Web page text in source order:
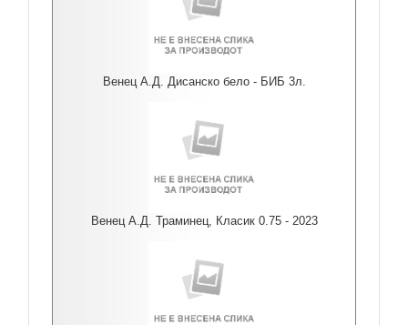
Венец А.Д. Дисанско бело - БИБ 3л.
Венец А.Д. Траминец, Класик 0.75 - 2023